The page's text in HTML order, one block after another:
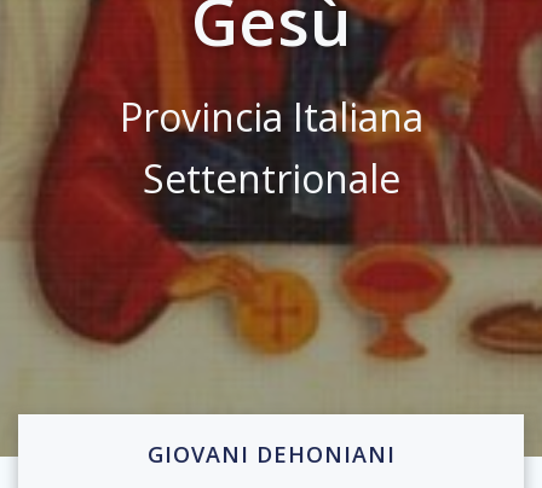
Gesù
Provincia Italiana
Settentrionale
GIOVANI DEHONIANI